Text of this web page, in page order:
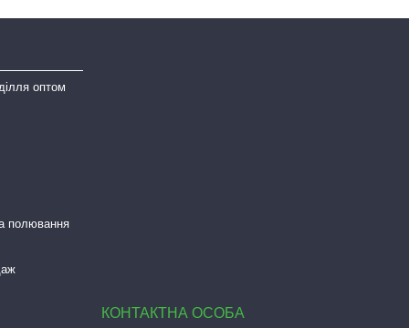
оптом
полювання